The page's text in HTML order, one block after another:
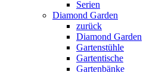
Serien
Diamond Garden
zurück
Diamond Garden
Gartenstühle
Gartentische
Gartenbänke